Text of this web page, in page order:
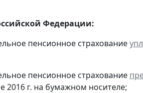
Федерации:
пенсионное страхование
пенсионное страхование
2016 г. на бумажном носителе;